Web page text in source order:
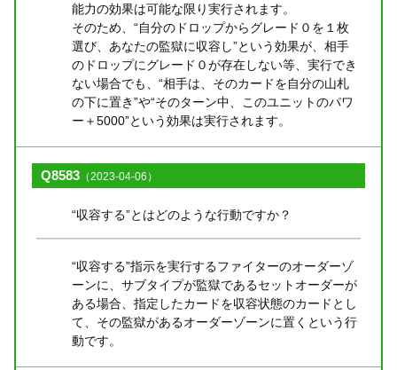
能力の効果は可能な限り実行されます。
そのため、“自分のドロップからグレード０を１枚
選び、あなたの監獄に収容し”という効果が、相手
のドロップにグレード０が存在しない等、実行でき
ない場合でも、“相手は、そのカードを自分の山札
の下に置き”や“そのターン中、このユニットのパワ
ー＋5000”という効果は実行されます。
Q8583 （2023-04-06）
“収容する”とはどのような行動ですか？
“収容する”指示を実行するファイターのオーダーゾ
ーンに、サブタイプが監獄であるセットオーダーが
ある場合、指定したカードを収容状態のカードとし
て、その監獄があるオーダーゾーンに置くという行
動です。